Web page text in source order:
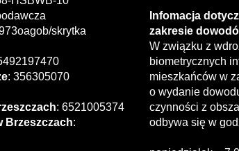
skrytka
: 356305070
: 6521005374
Brzeszczach:
Infomacja
zakresie
W związku z
biometrycznych
mieszkańców w
o wydanie
czynności z
odbywa się w